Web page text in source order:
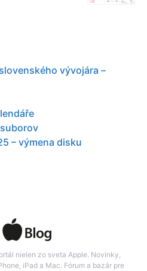
vývojára –
– výmena disku
nielen zo sveta Apple. Novinky,
iPad a Mac. Fórum a bazár pre